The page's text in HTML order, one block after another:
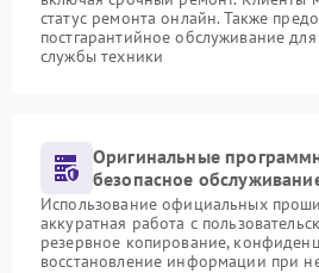
статус ремонта онлайн. Также
постгарантийное обслуживание
службы техники
Оригинальные
безопасное
Использование официальных
аккуратная работа с
резервное копирование,
восстановление информации при